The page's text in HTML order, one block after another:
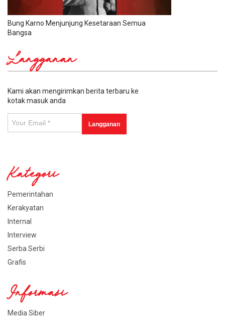
Bung Karno Menjunjung Kesetaraan Semua
Bangsa
Langganan
Kami akan mengirimkan berita terbaru ke
kotak masuk anda
Kategori
Pemerintahan
Kerakyatan
Internal
Interview
Serba Serbi
Grafis
Informasi
Media Siber